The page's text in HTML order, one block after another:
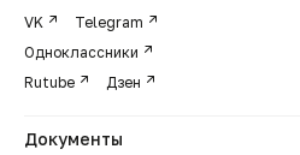
VK
Telegram
Одноклассники
Rutube
Дзен
Документы